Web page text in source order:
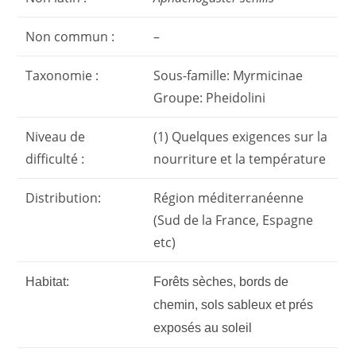
Non commun : –
Taxonomie :
Sous-famille: Myrmicinae
Groupe: Pheidolini
Niveau de
difficulté :
(1) Quelques exigences sur la
nourriture et la température
Distribution:
Région méditerranéenne
(Sud de la France, Espagne
etc)
Habitat:
Forêts sèches, bords de
chemin, sols sableux et prés
exposés au soleil